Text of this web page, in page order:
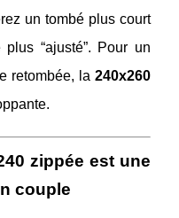
un tombé plus court
“ajusté”. Pour un
retombée, la 240x260
zippée est une
couple